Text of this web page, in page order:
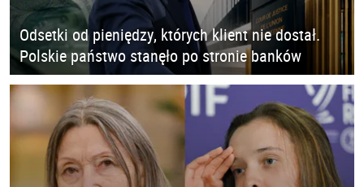
Odsetki od pieniędzy, których klient nie dostał.
Polskie państwo stanęło po stronie banków